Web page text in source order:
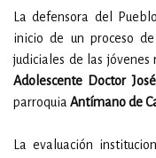
La defensora del
inicio de un proceso
judiciales de las jóvenes
Adolescente Doctor
parroquia Antímano de
La evaluación